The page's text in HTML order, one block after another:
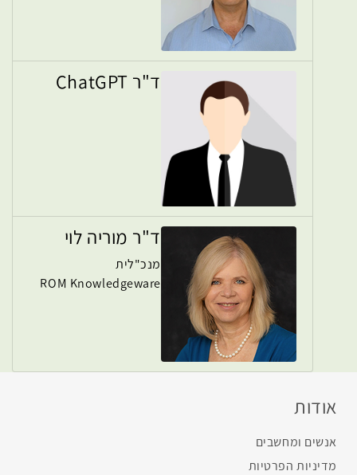
ד"ר ChatGPT
ד"ר מוריה לוי
מנכ"לית
ROM Knowledgeware
אודות
אנשים ומחשבים
מדיניות הפרטיות